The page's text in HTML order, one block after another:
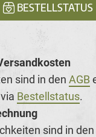
BESTELLSTATUS
sind in den AGB
Bestellstatus.
sind in den